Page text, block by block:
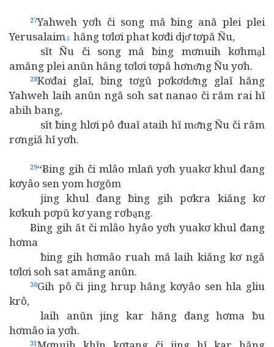
27Yahweh yơh či song mă ƀing ană plei plei
Yerusalaim⚓ hăng tơlơi phat kơđi djơ̆ tơpă Ñu,
sĭt Ñu či song mă ƀing mơnuih kơhma̱l
amăng plei anŭn hăng tơlơi tơpă hơnơ̆ng Ñu yơh.
28Kơđai glaĭ, ƀing tơgŭ pơkơdơ̆ng glaĭ hăng
Yahweh laih anŭn ngă soh sat nanao či răm rai hĭ
abih bang,
sĭt ƀing hlơi pô đuaĭ ataih hĭ mơ̆ng Ñu či răm
rơngiă hĭ yơh.
29“Ƀing gih či mlâo mlañ yơh yuakơ khul đang
kơyâo sen yom hơgŏm
jing khul đang ƀing gih pơkra kiăng kơ
kơkuh pơpŭ kơ yang rơba̱ng.
Ƀing gih ăt či mlâo hyâo yơh yuakơ khul đang
hơma
ƀing gih hơmâo ruah mă laih kiăng kơ ngă
tơlơi soh sat amăng anŭn.
30Gih pô či jing hrup hăng kơyâo sen hla gliu
krô,
laih anŭn jing kar hăng đang hơma ƀu
hơmâo ia yơh.
31